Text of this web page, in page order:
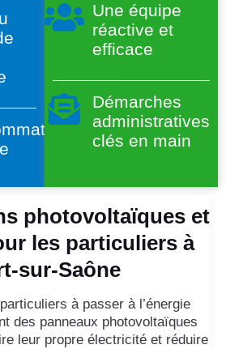
Une équipe
réactive et
efficace
Démarches
administratives
clés en main
photovoltaïques et
les particuliers à
sur-Saône
à passer à l’énergie
des panneaux photovoltaïques
leur propre électricité et réduire